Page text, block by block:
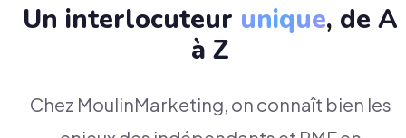
Un interlocuteur unique, de A
à Z
Chez MoulinMarketing, on connaît bien les